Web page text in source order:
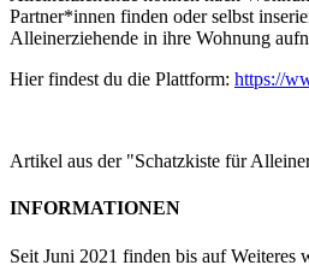
Partner*innen finden oder selbst
Alleinerziehende in ihre Wohnung
Hier findest du die Plattform: https://
Artikel aus der "Schatzkiste für
INFORMATIONEN
Seit Juni 2021 finden bis auf